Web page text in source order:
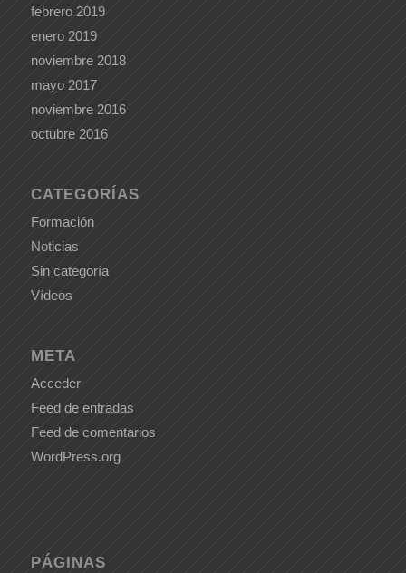
febrero 2019
enero 2019
noviembre 2018
mayo 2017
noviembre 2016
octubre 2016
CATEGORÍAS
Formación
Noticias
Sin categoría
Vídeos
META
Acceder
Feed de entradas
Feed de comentarios
WordPress.org
PÁGINAS